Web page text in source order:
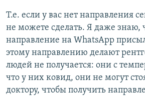
Т.е. если у вас нет направления
не можете сделать. Я даже знаю,
направление на WhatsApp
этому направлению делают
людей не получается: они с
что у них ковид, они не могут
доктору, чтобы получить